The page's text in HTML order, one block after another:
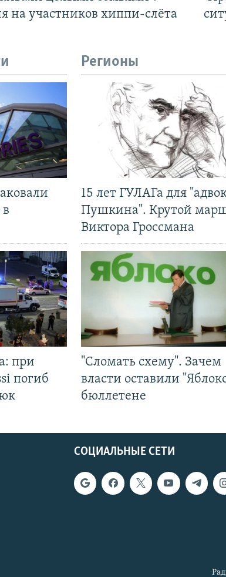
на участников хиппи-слёта
при
погиб
Регионы
15 лет ГУЛАГа для
Пушкина". Крутой
Виктора Гроссмана
"Сломать схему". Зачем
власти оставили
бюллетене
СОЦИАЛЬНЫЕ СЕТИ